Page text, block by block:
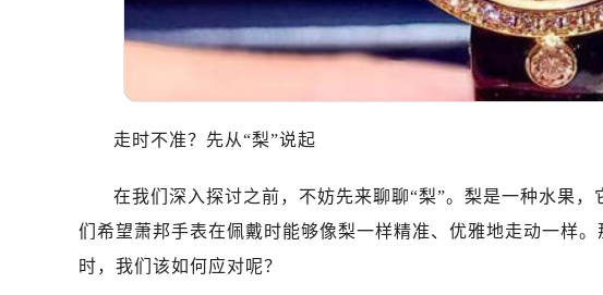
走时不准？先从“梨”说起
在我们深入探讨之前，不妨先来聊聊“梨”。梨是一种水果
们希望萧邦手表在佩戴时能够像梨一样精准、优雅地走动一样
时，我们该如何应对呢？